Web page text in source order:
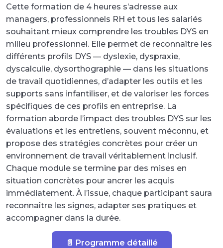
Cette formation de 4 heures s’adresse aux
managers, professionnels RH et tous les salariés
souhaitant mieux comprendre les troubles DYS en
milieu professionnel. Elle permet de reconnaître les
différents profils DYS — dyslexie, dyspraxie,
dyscalculie, dysorthographie — dans les situations
de travail quotidiennes, d’adapter les outils et les
supports sans infantiliser, et de valoriser les forces
spécifiques de ces profils en entreprise. La
formation aborde l’impact des troubles DYS sur les
évaluations et les entretiens, souvent méconnu, et
propose des stratégies concrètes pour créer un
environnement de travail véritablement inclusif.
Chaque module se termine par des mises en
situation concrètes pour ancrer les acquis
immédiatement. À l’issue, chaque participant saura
reconnaître les signes, adapter ses pratiques et
accompagner dans la durée.
📄 Programme détaillé